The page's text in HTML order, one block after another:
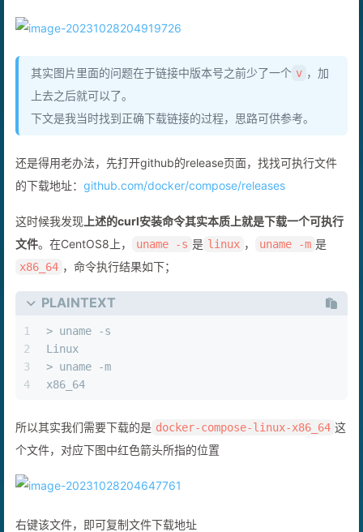
其实图片里面的问题在于链接中版本号之前少了一个 v ，加
上去之后就可以了。
下文是我当时找到正确下载链接的过程，思路可供参考。
还是得用老办法，先打开github的release页面，找找可执行文件
的下载地址： github.com/docker/compose/releases
这时候我发现 上述的curl安装命令其实本质上就是下载一个可执行
文件。在CentOS8上， uname -s 是 linux ， uname -m 是
x86_64 ，命令执行结果如下；
PLAINTEXT
1
2
3
4
> uname -s
Linux
> uname -m
x86_64
所以其实我们需要下载的是 docker-compose-linux-x86_64 这
个文件，对应下图中红色箭头所指的位置
右键该文件，即可复制文件下载地址